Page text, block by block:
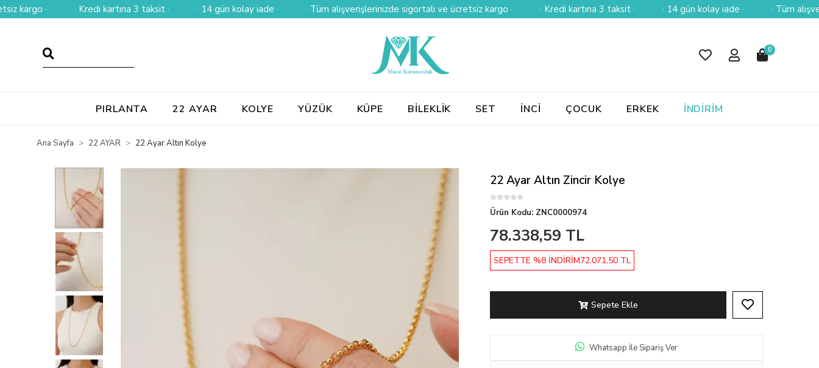
· · Kredi kartına 3 taksit · · 14 gün kolay iade · · Tüm alışverişlerinizde sigortalı ve ücretsiz kargo · · Kredi kartına 3 taksit · · 14 gün kolay iade · · Tüm
0
PIRLANTA 22 AYAR KOLYE YÜZÜK KÜPE BİLEKLİK SET İNCİ ÇOCUK ERKEK İNDİRİM
Ana Sayfa 22 AYAR 22 Ayar Altın Kolye
22 Ayar Altın Zincir Kolye
Ürün Kodu: ZNC0000974
78.338,59 TL
SEPETTE %8 İNDİRİM72.071,50 TL
Sepete Ekle
Whatsapp İle Sipariş Ver